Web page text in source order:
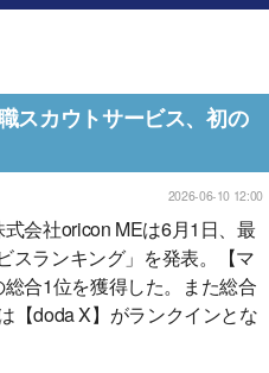
スカウトサービス、初の
2026-06-10 12:00
会社oricon MEは6月1日、最
スランキング」を発表。【マ
合1位を獲得した。また総合
【doda X】がランクインとな